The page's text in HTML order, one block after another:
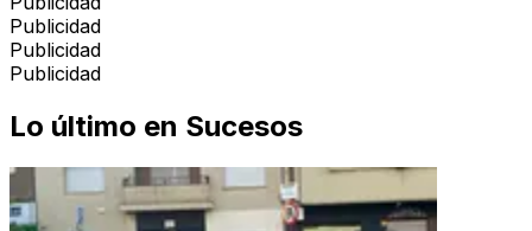
Publicidad
Publicidad
Publicidad
Lo último en Sucesos